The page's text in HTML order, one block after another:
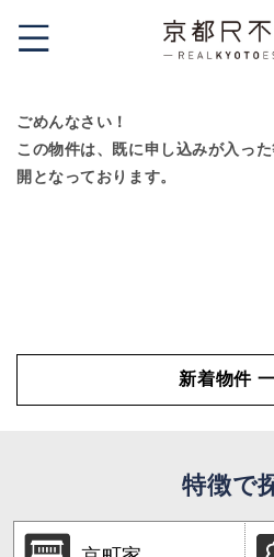
ごめんなさい！
この物件は、既に申し込みが入っ
開となっております。
新着物件
特徴で